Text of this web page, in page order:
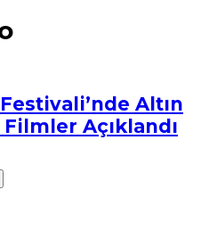
Altın
Açıklandı